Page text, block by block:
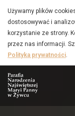
Parafia
do
głównej
treści
Używamy plików
dostosowywać i
korzystanie ze strony.
przez nas informacji.
Polityka prywatności.